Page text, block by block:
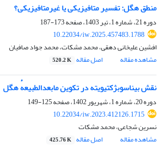
منطق هگل: تفسیر متافیزیکی یا غیرمتافیزیکی؟
دوره 21، شماره 1، تیر 1403، صفحه
173-187
10.22034/iw.2025.457483.1788
افشین علیخانی دهقی، محمد مشکات، محمد جواد صافیان
مشاهده مقاله
اصل مقاله 520.2 K
نقش بیناسوبژکتیویته در تکوین مابعدالطبیعهٔ هگل
دوره 20، شماره 1، شهریور 1402، صفحه
125-149
10.22034/iw.2023.412126.1715
نسرین شجاعی، محمد مشکات
مشاهده مقاله
اصل مقاله 425.76 K